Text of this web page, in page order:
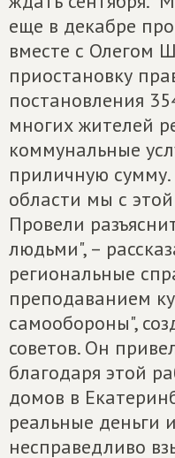
еще в декабре
вместе с Олегом
приостановку
постановления
многих жителей
коммунальные
приличную
области мы с
Провели
людьми", –
региональные
преподаванием
самообороны",
советов. Он
благодаря этой
домов в
реальные деньги
несправедливо